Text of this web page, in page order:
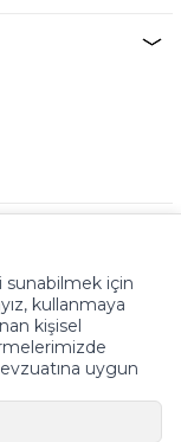
sunabilmek için
kullanmaya
kişisel
uygun